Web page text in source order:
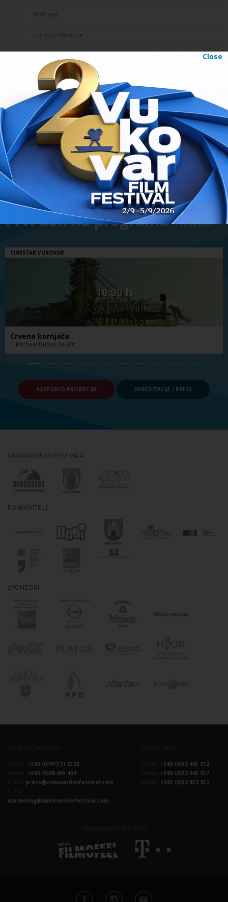
Close
Matineje
Europo, otvori se
Retrospektiva Akija Kaurismakija
Europskih velikih pet
Arheo
Austrijski fokus
Odabrao Đelo Hadžiselimović
Prvi dan na programu// 22.08.2016.
CINESTAR VUKOVAR
10:00 h
Crvena kornjača
r. Michael Dudok de Wit
RASPORED PROJEKCIJA AKREDITACIJE / PRESS
ORGANIZATORI FESTIVALA
POKROVITELJI
SPONZORI
+385 (0)99 311 0328
+385 (0)98 405 404
press@vukovarfilmfestival.com
marketing@vukovarfilmfestival.com
+385 (0)32 443 012
+385 (0)32 443 037
+385 (0)32 835 932